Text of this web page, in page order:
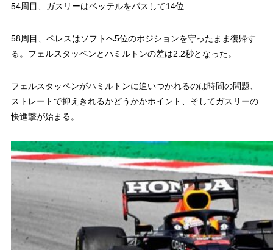
54周目、ガスリーはベッテルをパスして14位
58周目、ペレスはソフトへ5位のポジションを守ったまま復帰す
る。フェルスタッペンとハミルトンの差は2.2秒となった。
フェルスタッペンがハミルトンに追いつかれるのは時間の問題、
ストレートで抑えきれるかどうかかポイント、そしてガスリーの
快進撃が始まる。